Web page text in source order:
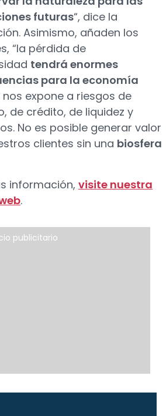
futuras“, dice la
Asimismo, añaden los
“la pérdida de
tendrá enormes
para la economía
nos expone a riesgos de
de crédito, de liquidez y
No es posible generar valor
clientes sin una biosfera
información, visite nuestra
.
publicitario